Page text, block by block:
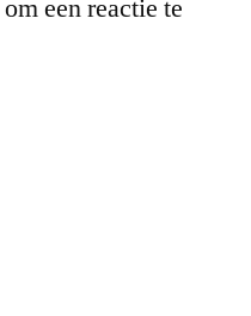
om een reactie te